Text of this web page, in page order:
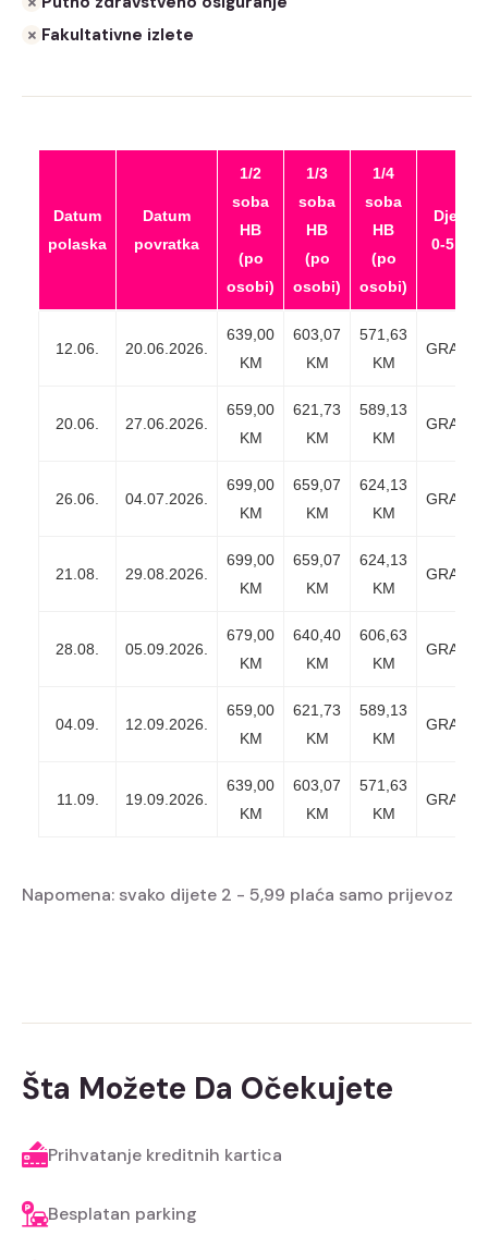
Fakultativne izlete
Datum
polaska
Datum
povratka
1/2
soba
HB
(po
osobi)
1/3
soba
HB
(po
osobi)
1/4
soba
HB
(po
osobi)
Djeca
0-5.99
polaska
povratka
(po
osobi)
(po
osobi)
(po
osobi)
0-5.99
12.06. 20.06.2026.
639,00
KM
603,07
KM
571,63
KM
GRATIS
20.06. 27.06.2026.
659,00
KM
621,73
KM
589,13
KM
GRATIS
26.06. 04.07.2026.
699,00
KM
659,07
KM
624,13
KM
GRATIS
21.08. 29.08.2026.
699,00
KM
659,07
KM
624,13
KM
GRATIS
28.08. 05.09.2026.
679,00
KM
640,40
KM
606,63
KM
GRATIS
04.09. 12.09.2026.
659,00
KM
621,73
KM
589,13
KM
GRATIS
11.09. 19.09.2026.
639,00
KM
603,07
KM
571,63
KM
GRATIS
Napomena: svako dijete 2 - 5,99 plaća samo prijevoz
Šta Možete Da Očekujete
Prihvatanje kreditnih kartica
Besplatan parking